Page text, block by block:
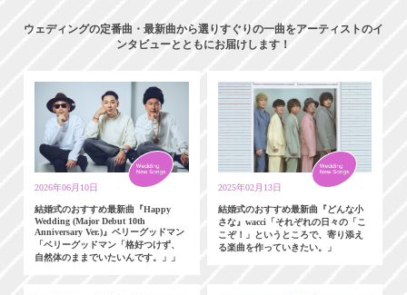
ウェディングの定番曲・最新曲から選りすぐりの一曲をアーティストのイ
ンタビューとともにお届けします！
2026年06月10日
結婚式のおすすめ最新曲『Happy
Wedding (Major Debut 10th
Anniversary Ver.)』ベリーグッドマン
「ベリーグッドマン「格好つけず、
自然体のままでいたいんです。」」
2025年02月13日
結婚式のおすすめ最新曲『どんな小
さな』wacci「それぞれの日々の「こ
こぞ！」というところで、寄り添え
る楽曲を作っていきたい。」